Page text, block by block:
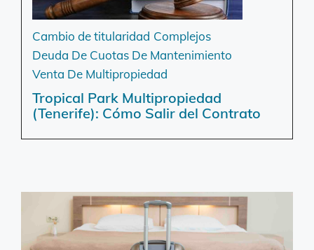
Cambio de titularidad Complejos
Deuda De Cuotas De Mantenimiento
Venta De Multipropiedad
Tropical Park Multipropiedad
(Tenerife): Cómo Salir del Contrato